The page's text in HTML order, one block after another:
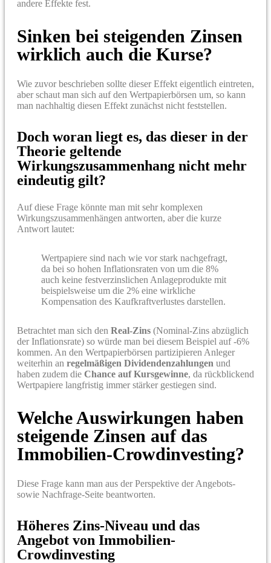
andere Effekte fest.
Sinken bei steigenden Zinsen
wirklich auch die Kurse?
Wie zuvor beschrieben sollte dieser Effekt eigentlich eintreten,
aber schaut man sich auf den Wertpapierbörsen um, so kann
man nachhaltig diesen Effekt zunächst nicht feststellen.
Doch woran liegt es, das dieser in der
Theorie geltende
Wirkungszusammenhang nicht mehr
eindeutig gilt?
Auf diese Frage könnte man mit sehr komplexen
Wirkungszusammenhängen antworten, aber die kurze
Antwort lautet:
Wertpapiere sind nach wie vor stark nachgefragt,
da bei so hohen Inflationsraten von um die 8%
auch keine festverzinslichen Anlageprodukte mit
beispielsweise um die 2% eine wirkliche
Kompensation des Kaufkraftverlustes darstellen.
Betrachtet man sich den Real-Zins (Nominal-Zins abzüglich
der Inflationsrate) so würde man bei diesem Beispiel auf -6%
kommen. An den Wertpapierbörsen partizipieren Anleger
weiterhin an regelmäßigen Dividendenzahlungen und
haben zudem die Chance auf Kursgewinne, da rückblickend
Wertpapiere langfristig immer stärker gestiegen sind.
Welche Auswirkungen haben
steigende Zinsen auf das
Immobilien-Crowdinvesting?
Diese Frage kann man aus der Perspektive der Angebots-
sowie Nachfrage-Seite beantworten.
Höheres Zins-Niveau und das
Angebot von Immobilien-
Crowdinvesting